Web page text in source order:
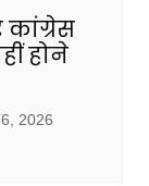
होने
2026